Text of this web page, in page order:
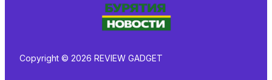
Copyright © 2026 REVIEW GADGET